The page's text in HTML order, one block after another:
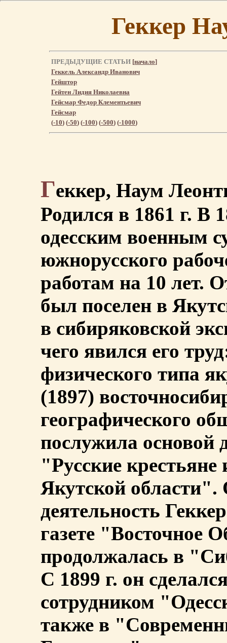
Геккер
ПРЕДЫДУЩИЕ СТАТЬИ [начало]
Геккель Александр Иванович
Гейштор
Гейтен Лидия Николаевна
Гейсмар Федор Клементьевич
Гейсмар
(-10) (-50) (-100) (-500) (-1000)
Геккер, Наум
Родился в 1861 г. В
одесским военным
южнорусского
работам на 10 лет.
был поселен в
в сибиряковской
чего явился его
физического типа
(1897)
географического
послужила
"Русские
Якутской
деятельность
газете "Восточное
продолжалась в
С 1899 г. он
сотрудником
также в